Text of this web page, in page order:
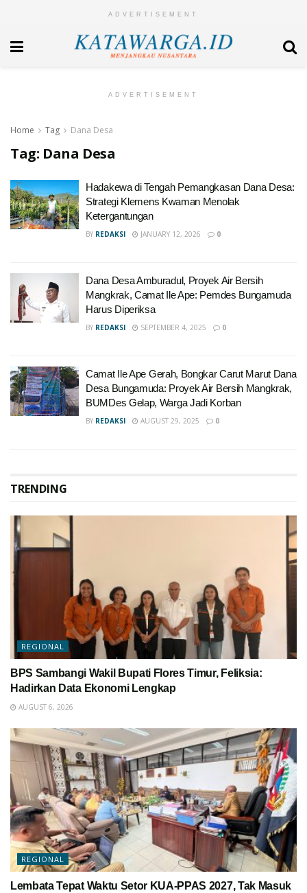
ADVERTISEMENT
ADVERTISEMENT
Home Tag Dana Desa
Tag: Dana Desa
Hadakewa di Tengah Pemangkasan Dana Desa:
Strategi Klemens Kwaman Menolak
Ketergantungan
BY REDAKSI JANUARY 12, 2026 0
Dana Desa Amburadul, Proyek Air Bersih
Mangkrak, Camat Ile Ape: Pemdes Bungamuda
Harus Diperiksa
BY REDAKSI SEPTEMBER 4, 2025 0
Camat Ile Ape Gerah, Bongkar Carut Marut Dana
Desa Bungamuda: Proyek Air Bersih Mangkrak,
BUMDes Gelap, Warga Jadi Korban
BY REDAKSI AUGUST 29, 2025 0
TRENDING
REGIONAL
BPS Sambangi Wakil Bupati Flores Timur, Feliksia:
Hadirkan Data Ekonomi Lengkap
AUGUST 6, 2026
REGIONAL
Lembata Tepat Waktu Setor KUA-PPAS 2027, Tak Masuk